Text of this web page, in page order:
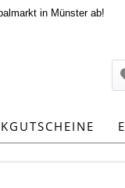
in Münster ab!